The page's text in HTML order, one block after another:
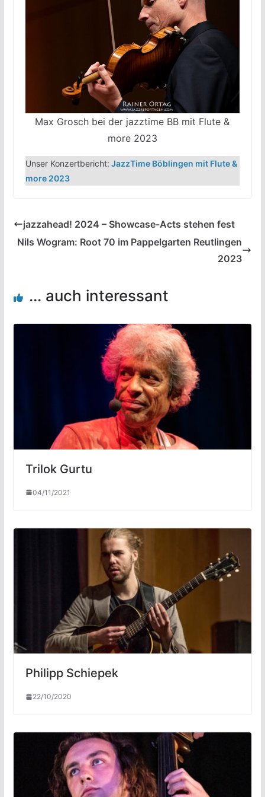
Max Grosch bei der jazztime BB mit Flute &
more 2023
Unser Konzertbericht: JazzTime Böblingen mit Flute &
more 2023
jazzahead! 2024 – Showcase-Acts stehen fest
Nils Wogram: Root 70 im Pappelgarten Reutlingen
2023
... auch interessant
Trilok Gurtu
04/11/2021
Philipp Schiepek
22/10/2020